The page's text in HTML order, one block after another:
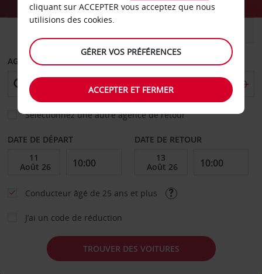
AGENCE DE DÉPART
Sélectionnez une autre agence de retour
DATE DE DÉPART DATE DE RETOUR
Conducteur âgé de 25 ans et plus
J’ai un code de réduction
TROUVER DES VOITURES
cliquant sur ACCEPTER vous acceptez que nous
utilisions des cookies.
GÉRER VOS PRÉFÉRENCES
ACCEPTER ET FERMER